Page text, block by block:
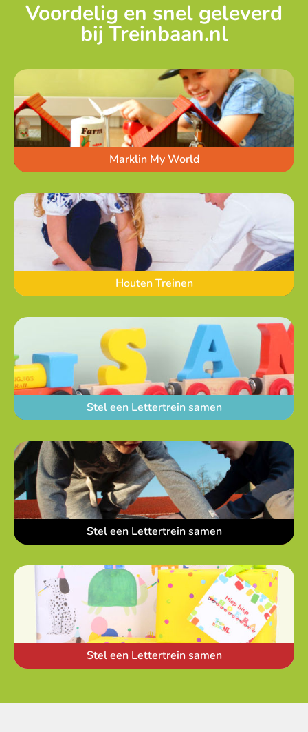
Voordelig en snel geleverd
bij Treinbaan.nl
Marklin My World
Houten Treinen
Stel een Lettertrein samen
Stel een Lettertrein samen
Stel een Lettertrein samen